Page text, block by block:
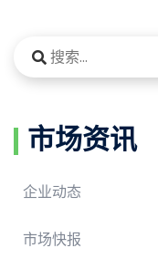
市场资讯
企业动态
市场快报